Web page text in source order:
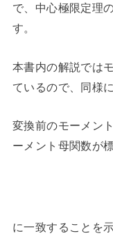
で、中心極限定理
す。
本書内の解説では
ているので、同様
変換前のモーメン
ーメント母関数が
に一致することを